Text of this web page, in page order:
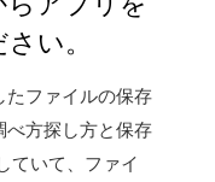
い。
ファイルの保存
方探し方と保存
ていて、ファイ